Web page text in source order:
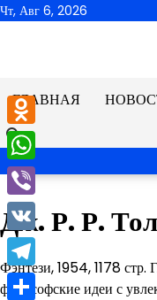
Перейти
Чт, Авг 6, 2026
ГЛАВНАЯ
Дж. Р. Р.
Фэнтези, 1954, 1178 стр.
философские идеи с
Odnoklassniki
WhatsApp
Viber
VK
Telegram